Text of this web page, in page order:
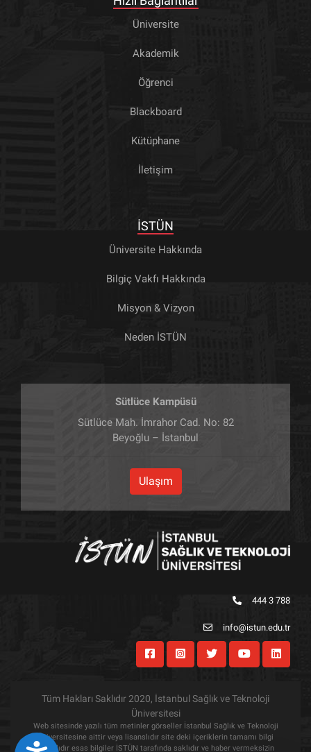
Üniversite
Akademik
Öğrenci
Blackboard
Kütüphane
İletişim
İSTÜN
Üniversite Hakkında
Bilgiç Vakfı Hakkında
Misyon & Vizyon
Neden İSTÜN
Sütlüce Kampüsü
Sütlüce Mah. İmrahor Cad. No: 82
Beyoğlu – İstanbul
Ulaşım
444 3 788
info@istun.edu.tr
Tüm Hakları Saklıdır 2020, İstanbul Sağlık ve Teknoloji
Üniversitesi
Web sitesinde yazılı tüm metinler görseller İstanbul Sağlık ve Teknoloji
Üniversitesine aittir veya lisanslıdır site deki içeriklerin tamamı bilgi
amaçlıdır esas bilgiler İSTÜN tarafında saklıdır ve haber vermeksizin